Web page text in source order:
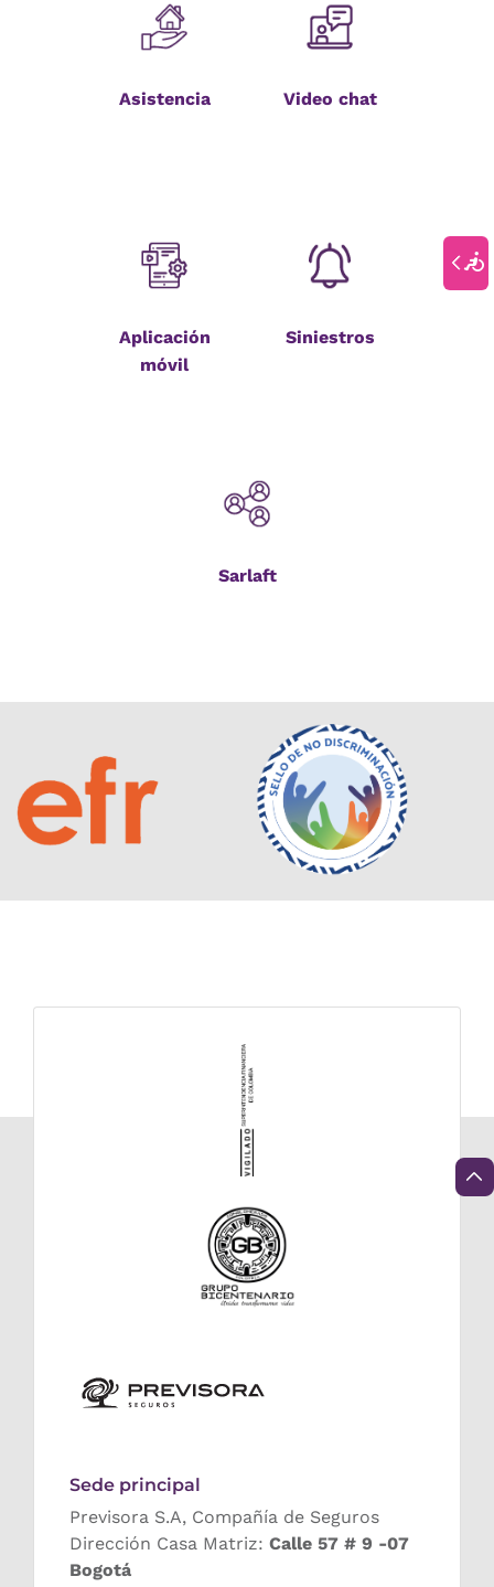
Asistencia Video chat
Aplicación
móvil
Siniestros
Sarlaft
Sede principal
Previsora S.A, Compañía de Seguros
Dirección Casa Matriz: Calle 57 # 9 -07
Bogotá